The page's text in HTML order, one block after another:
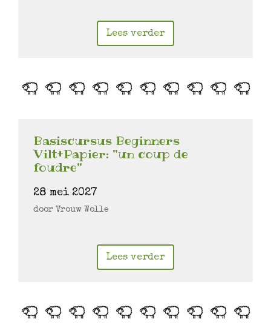
Lees verder
Basiscursus Beginners
Vilt+Papier: "un coup de
foudre"
28 mei 2027
door Vrouw Wolle
Lees verder